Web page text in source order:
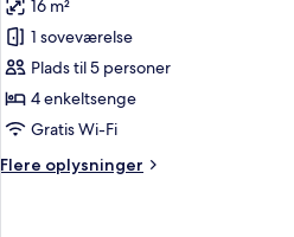
linnedpakke)
billeder
af
Familieværelse
(5
personer
inklusiv
16 m²
1 soveværelse
Plads til 5 personer
4 enkeltsenge
Gratis Wi-Fi
Flere oplysninger
Flere